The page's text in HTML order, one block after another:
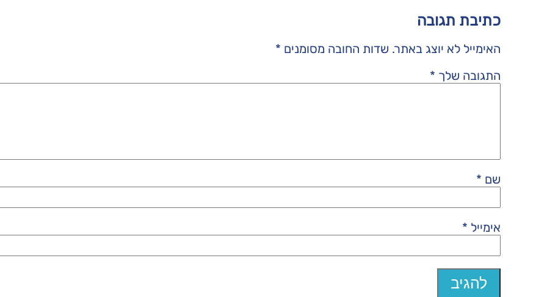
כתיבת תגובה
האימייל לא יוצג באתר. שדות החובה מסומנים *
התגובה שלך *
שם *
אימייל *